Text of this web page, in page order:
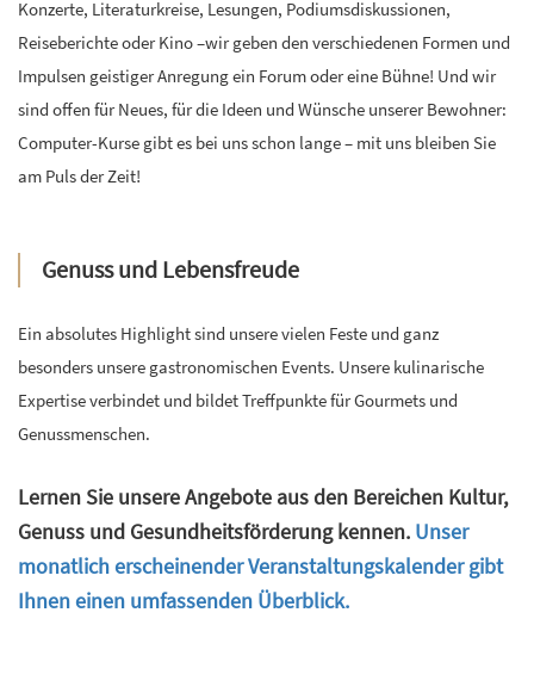
Konzerte, Literaturkreise, Lesungen, Podiumsdiskussionen,
Reiseberichte oder Kino –wir geben den verschiedenen Formen und
Impulsen geistiger Anregung ein Forum oder eine Bühne! Und wir
sind offen für Neues, für die Ideen und Wünsche unserer Bewohner:
Computer-Kurse gibt es bei uns schon lange – mit uns bleiben Sie
am Puls der Zeit!
Genuss und Lebensfreude
Ein absolutes Highlight sind unsere vielen Feste und ganz
besonders unsere gastronomischen Events. Unsere kulinarische
Expertise verbindet und bildet Treffpunkte für Gourmets und
Genussmenschen.
Lernen Sie unsere Angebote aus den Bereichen Kultur,
Genuss und Gesundheitsförderung kennen. Unser
monatlich erscheinender Veranstaltungskalender gibt
Ihnen einen umfassenden Überblick.